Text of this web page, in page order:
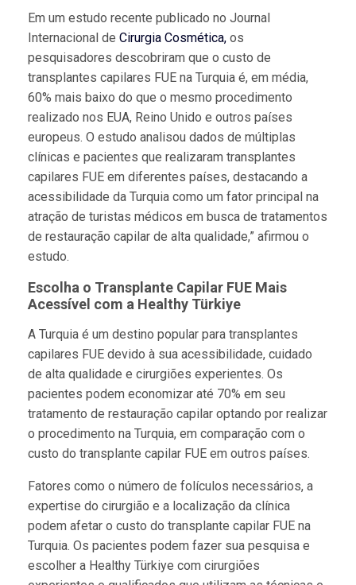
Em um estudo recente publicado no Journal
Internacional de Cirurgia Cosmética,os
pesquisadores descobriram que o custo de
transplantes capilares FUE na Turquia é, em média,
60% mais baixo do que o mesmo procedimento
realizado nos EUA, Reino Unido e outros países
europeus. O estudo analisou dados de múltiplas
clínicas e pacientes que realizaram transplantes
capilares FUE em diferentes países, destacando a
acessibilidade da Turquia como um fator principal na
atração de turistas médicos em busca de tratamentos
de restauração capilar de alta qualidade,” afirmou o
estudo.
Escolha o Transplante Capilar FUE Mais
Acessível com a Healthy Türkiye
A Turquia é um destino popular para transplantes
capilares FUE devido à sua acessibilidade, cuidado
de alta qualidade e cirurgiões experientes. Os
pacientes podem economizar até 70% em seu
tratamento de restauração capilar optando por realizar
o procedimento na Turquia, em comparação com o
custo do transplante capilar FUE em outros países.
Fatores como o número de folículos necessários, a
expertise do cirurgião e a localização da clínica
podem afetar o custo do transplante capilar FUE na
Turquia. Os pacientes podem fazer sua pesquisa e
escolher a Healthy Türkiye com cirurgiões